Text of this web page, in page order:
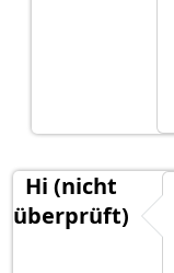
Hi (nicht
überprüft)